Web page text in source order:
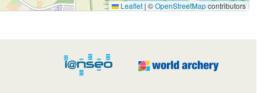
Leaflet | ©OpenStreetMapcontributors